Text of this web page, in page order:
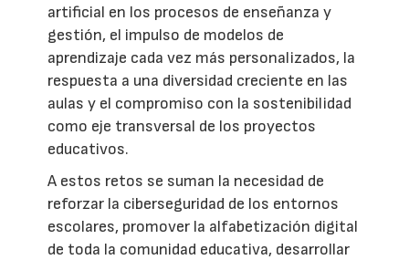
artificial en los procesos de enseñanza y
gestión, el impulso de modelos de
aprendizaje cada vez más personalizados, la
respuesta a una diversidad creciente en las
aulas y el compromiso con la sostenibilidad
como eje transversal de los proyectos
educativos.
A estos retos se suman la necesidad de
reforzar la ciberseguridad de los entornos
escolares, promover la alfabetización digital
de toda la comunidad educativa, desarrollar